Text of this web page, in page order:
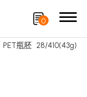
0
PET瓶胚 28/410(43g)